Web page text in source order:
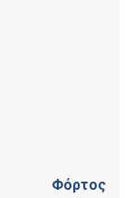
Φόρτος